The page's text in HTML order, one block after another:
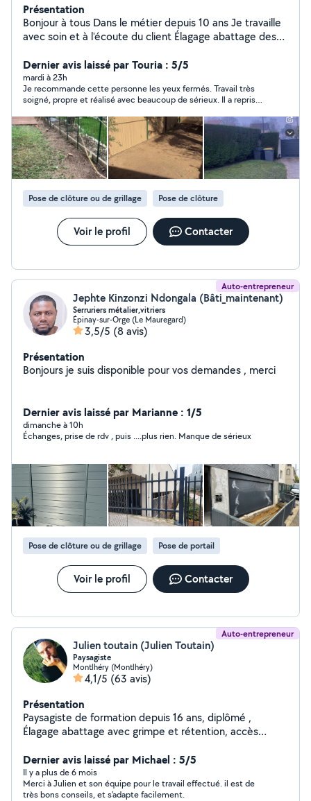
Présentation
Bonjour à tous Dans le métier depuis 10 ans Je travaille
avec soin et à l'écoute du client Élagage abattage des
création aménagement de jardin merci, cordialement
tout corps d'état et intervention assez rapidement.
Merci à tous pour votre confiance et votre fidélité.
Nicolas Nézy t'es pas à me contacter
Dernier avis laissé par Touria : 5/5
mardi à 23h
Je recommande cette personne les yeux fermés. Travail très
soigné, propre et réalisé avec beaucoup de sérieux. Il a repris
résultat est impeccable. Il prend le temps de bien faire les
choses, est ponctuel, à l’écoute et laisse le chantier propre à la
fin. C’est une personne honnête, respectueuse et très
professionnelle. Je suis vraiment très satisfait du résultat et je
n’hésiterai pas à refaire appel à lui pour d’autres travaux. Merci
encore pour votre excellent travail ! Un grand merci pour votre
gentillesse et votre professionnalisme. C’est rare de trouver
quelqu’un d’aussi consciencieux.
Pose de clôture ou de grillage Pose de clôture
Voir le profil Contacter
Auto-entrepreneur
Jephte Kinzonzi Ndongala (Bâti_maintenant)
Serruriers métalier,vitriers
Épinay-sur-Orge (Le Mauregard)
3,5/5 (8 avis)
Présentation
Bonjours je suis disponible pour vos demandes , merci
Dernier avis laissé par Marianne : 1/5
dimanche à 10h
Échanges, prise de rdv , puis ....plus rien. Manque de sérieux
Pose de clôture ou de grillage Pose de portail
Voir le profil Contacter
Auto-entrepreneur
Julien toutain (Julien Toutain)
Paysagiste
Montlhéry (Montlhéry)
4,1/5 (63 avis)
Présentation
Paysagiste de formation depuis 16 ans, diplômé ,
Élagage abattage avec grimpe et rétention, accès
paysage. 0 A votre disposition Julien
Dernier avis laissé par Michael : 5/5
Il y a plus de 6 mois
Merci à Julien et son équipe pour le travail effectué. il est de
très bons conseils, et s'adapte facilement.